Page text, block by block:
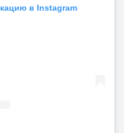
в Instagram